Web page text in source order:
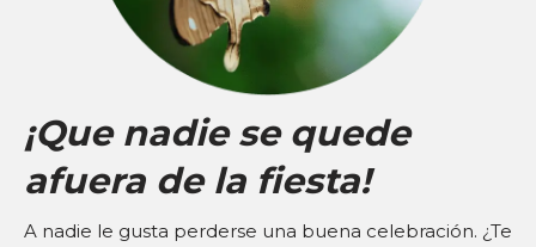
¡Que nadie se quede
afuera de la fiesta!
A nadie le gusta perderse una buena celebración. ¿Te